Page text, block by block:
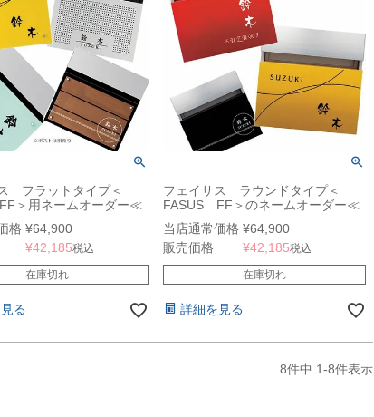
フラットタイプ＜
＞用ネームオーダー≪
≫
格 ¥64,900
¥42,185税込
在庫切れ
る
フェイサス ラウンドタイプ＜
FASUS FF＞のネームオーダー≪
ポスト別売≫
当店通常価格 ¥64,900
販売価格
¥42,185税込
在庫切れ
詳細を見る
8件中 1-8件表示